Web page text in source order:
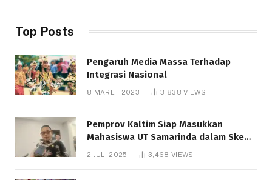
Top Posts
Pengaruh Media Massa Terhadap
Integrasi Nasional
8 MARET 2023 3,838VIEWS
Pemprov Kaltim Siap Masukkan
Mahasiswa UT Samarinda dalam Skema
Bantuan Pendidikan Gratispol
2 JULI 2025 3,468 VIEWS